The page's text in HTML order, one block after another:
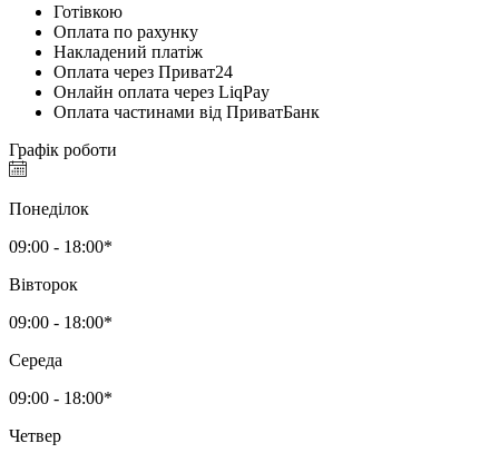
Готівкою
Оплата по рахунку
Накладений платіж
Оплата через Приват24
Онлайн оплата через LiqPay
Оплата частинами від ПриватБанк
Графік роботи
Понеділок
09:00 - 18:00*
Вівторок
09:00 - 18:00*
Середа
09:00 - 18:00*
Четвер